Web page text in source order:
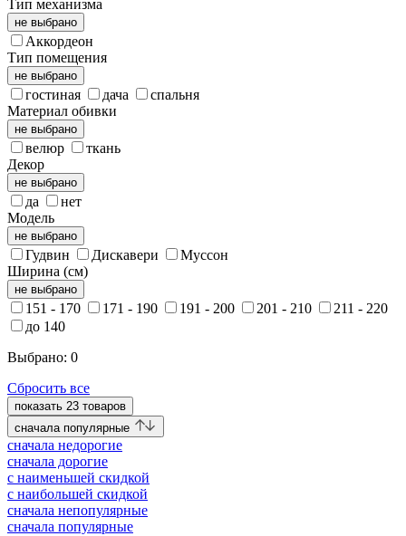
Тип механизма
не выбрано
Аккордеон
Тип помещения
не выбрано
гостиная дача
спальня
Материал обивки
не выбрано
велюр
ткань
Декор
не выбрано
да
нет
Модель
не выбрано
Гудвин Дискавери
Муссон
Ширина (см)
не выбрано
151 - 170 171 - 190 191 - 200 201 - 210
211 - 220
до 140
Выбрано: 0
Сбросить все
показать 23 товаров
cначала популярные
cначала недорогие
cначала дорогие
c наименьшей скидкой
c наибольшей скидкой
сначала непопулярные
сначала популярные